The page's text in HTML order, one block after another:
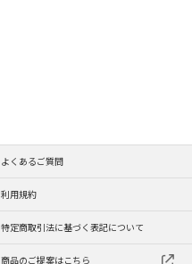
よくあるご質問
利用規約
特定商取引法に基づく表記について
商品のご提案はこちら